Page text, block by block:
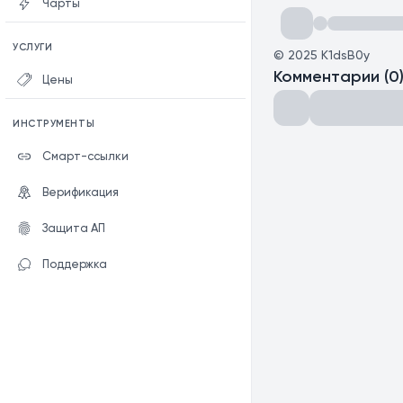
Чарты
УСЛУГИ
Цены
ИНСТРУМЕНТЫ
Смарт-ссылки
Верификация
Защита АП
Поддержка
© 2025 K1dsB0y
Комментарии (0)